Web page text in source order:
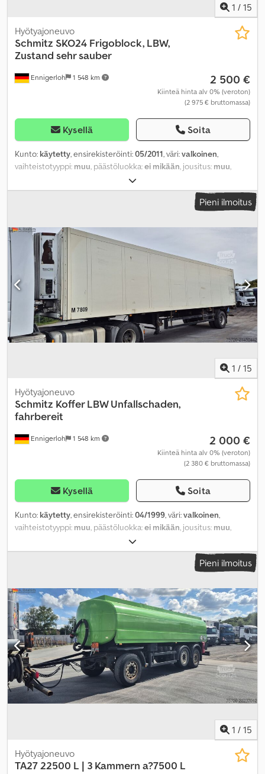
1 / 15
Ennigerloh 1 548 km
Hyötyajoneuvo
Schmitz SKO24 Frigoblock, LBW,
Zustand sehr sauber
2 500 €
Kiinteä hinta alv 0% (veroton)
(2 975 € bruttomassa)
Kysellä Soita
Kunto: käytetty, ensirekisteröinti:05/2011, väri:valkoinen,
vaihteistotyyppi: muu, päästöluokka:ei mikään, jousitus: muu,
Pieni ilmoitus
1 / 15
Ennigerloh 1 548 km
Hyötyajoneuvo
Schmitz Koffer LBW Unfallschaden,
fahrbereit
2 000 €
Kiinteä hinta alv 0% (veroton)
(2 380 € bruttomassa)
Kysellä Soita
Kunto: käytetty, ensirekisteröinti:04/1999, väri:valkoinen,
vaihteistotyyppi: muu, päästöluokka:ei mikään, jousitus: muu,
Pieni ilmoitus
1 / 15
Hyötyajoneuvo
TA27 22500 L | 3 Kammern a?7500 L